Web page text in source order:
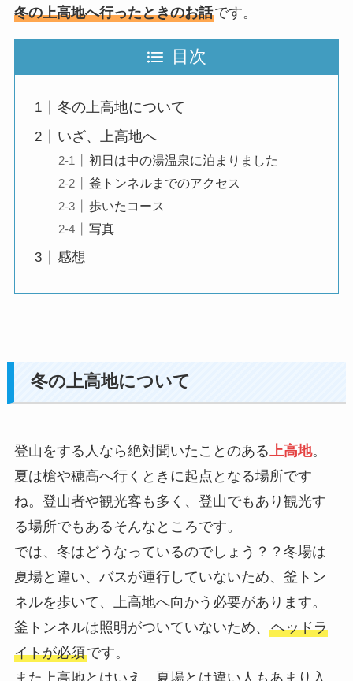
冬の上高地へ行ったときのお話です。
目次
冬の上高地について
いざ、上高地へ
初日は中の湯温泉に泊まりました
釜トンネルまでのアクセス
歩いたコース
写真
感想
冬の上高地について
登山をする人なら絶対聞いたことのある上高地。
夏は槍や穂高へ行くときに起点となる場所です
ね。登山者や観光客も多く、登山でもあり観光す
る場所でもあるそんなところです。
では、冬はどうなっているのでしょう？？冬場は
夏場と違い、バスが運行していないため、釜トン
ネルを歩いて、上高地へ向かう必要があります。
釜トンネルは照明がついていないため、 ヘッドラ
イトが必須です。